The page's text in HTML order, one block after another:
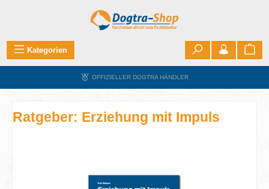
Zum Hauptinhalt springen
Kategorien
OFFIZIELLER DOGTRA HÄNDLER
Ratgeber: Erziehung mit Impuls
Bildergalerie überspringen